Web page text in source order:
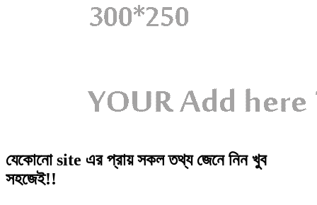
যেকোনো site এর প্রায় সকল তথ্য জেনে নিন খুব
সহজেই!!